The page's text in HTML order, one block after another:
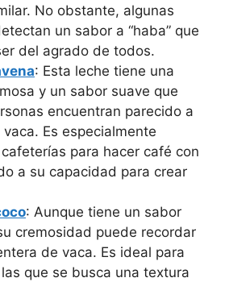
No obstante, algunas
un sabor a “haba” que
del agrado de todos.
: Esta leche tiene una
y un sabor suave que
encuentran parecido a
Es especialmente
para hacer café con
a su capacidad para crear
: Aunque tiene un sabor
cremosidad puede recordar
de vaca. Es ideal para
que se busca una textura